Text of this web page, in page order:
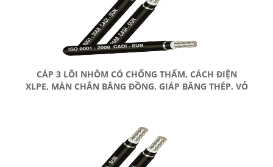
CÁP 3 LÕI NHÔM CÓ CHỐNG THẤM, CÁCH ĐIỆN
XLPE, MÀN CHẮN BĂNG ĐỒNG, GIÁP BĂNG THÉP, VỎ